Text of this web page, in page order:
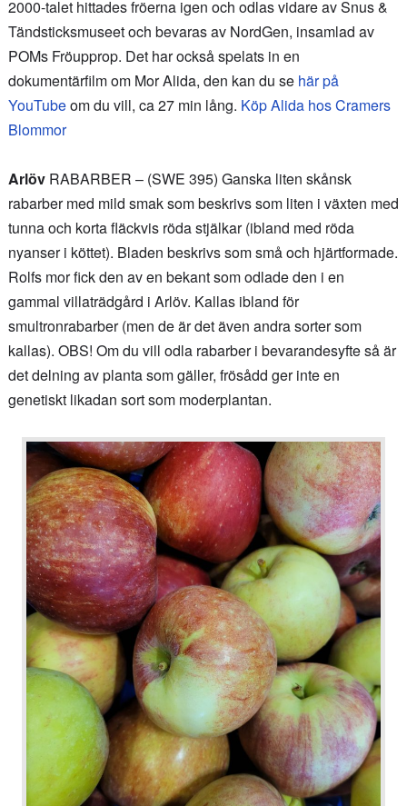
2000-talet hittades fröerna igen och odlas vidare av Snus &
Tändsticksmuseet och bevaras av NordGen, insamlad av
POMs Fröupprop. Det har också spelats in en
dokumentärfilm om Mor Alida, den kan du se här på
YouTubeom du vill, ca 27 min lång. Köp Alida hos Cramers
Blommor
ArlövRABARBER – (SWE 395) Ganska liten skånsk
rabarber med mild smak som beskrivs som liten i växten med
tunna och korta fläckvis röda stjälkar (ibland med röda
nyanser i köttet). Bladen beskrivs som små och hjärtformade.
Rolfs mor fick den av en bekant som odlade den i en
gammal villaträdgård i Arlöv. Kallas ibland för
smultronrabarber (men de är det även andra sorter som
kallas). OBS! Om du vill odla rabarber i bevarandesyfte så är
det delning av planta som gäller, frösådd ger inte en
genetiskt likadan sort som moderplantan.